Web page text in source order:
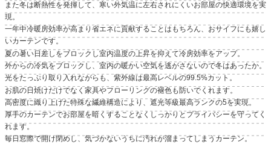
また冬は断熱性を発揮して、寒い外気温に左右されにくいお部屋の快適環境を実
現。
一年中冷暖房効率が高まり省エネに貢献することはもちろん、おサイフにも嬉し
いカーテンです。
夏の暑い日差しをブロックし室内温度の上昇を抑えて冷房効率をアップ。
外からの冷気をブロックし、室内の暖かい空気を逃がさないので冬はあったか。
光をたっぷり取り入れながらも、紫外線は最高レベルの99.5%カット。
お肌の日焼けだけでなく家具やフローリングの褪色も防いでくれます。
高密度に織り上げた特殊な繊維構造により、遮光等級最高ランクの5を実現。
厚手のカーテンでお部屋を暗くすることなくしっかりとプライバシーを守ってく
れます。
毎日窓際で開け閉めし、気づかないうちに汚れが溜まってしまうカーテン。